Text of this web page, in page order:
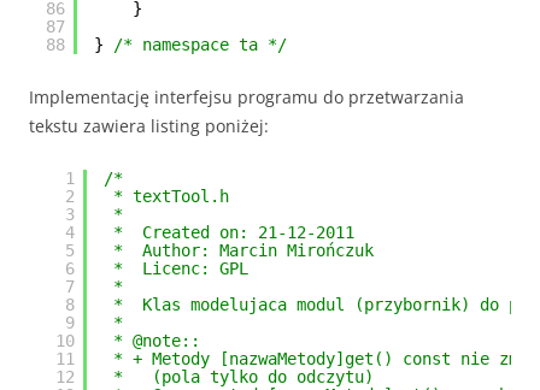
86
87
88
}
}
/* namespace ta */
Implementację interfejsu programu do przetwarzania
tekstu zawiera listing poniżej:
1
2
3
4
5
6
7
8
9
10
11
12
/*
* textTool.h
*
*  Created on: 21-12-2011
*  Author: Marcin Mirończuk
*  Licenc: GPL
*
*  Klas modelujaca modul (przybornik) do
*
* @note::
* + Metody [nazwaMetody]get() const nie
*   (pola tylko do odczytu)